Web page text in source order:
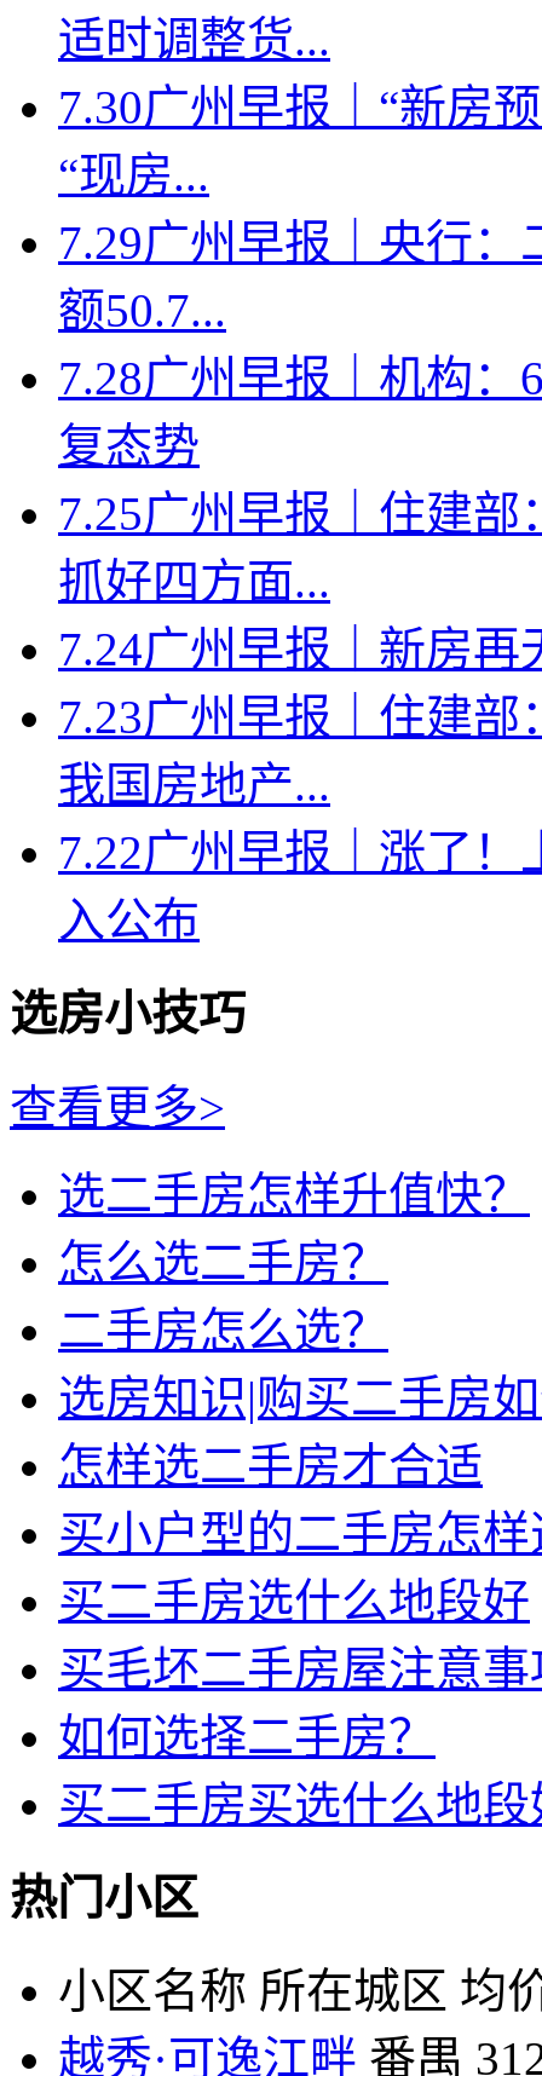
适时调整货...
7.30广州早报｜“新房
“现房...
7.29广州早报｜央行
额50.7...
7.28广州早报｜机构
复态势
7.25广州早报｜住建
抓好四方面...
7.24广州早报｜新房再
7.23广州早报｜住建
我国房地产...
7.22广州早报｜涨了
入公布
选房小技巧
查看更多>
选二手房怎样升值快？
怎么选二手房？
二手房怎么选？
选房知识|购买二手房
怎样选二手房才合适
买小户型的二手房怎样
买二手房选什么地段好
买毛坯二手房屋注意事
如何选择二手房？
买二手房买选什么地段
热门小区
小区名称 所在城区 均
越秀·可逸江畔 番禺